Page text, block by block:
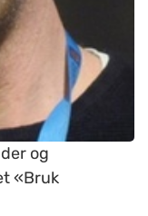
og
«Bruk